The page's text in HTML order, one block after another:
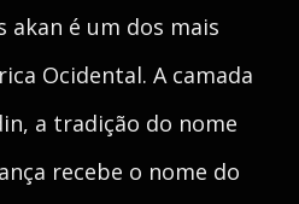
akan é um dos mais
Ocidental. A camada
a tradição do nome
recebe o nome do